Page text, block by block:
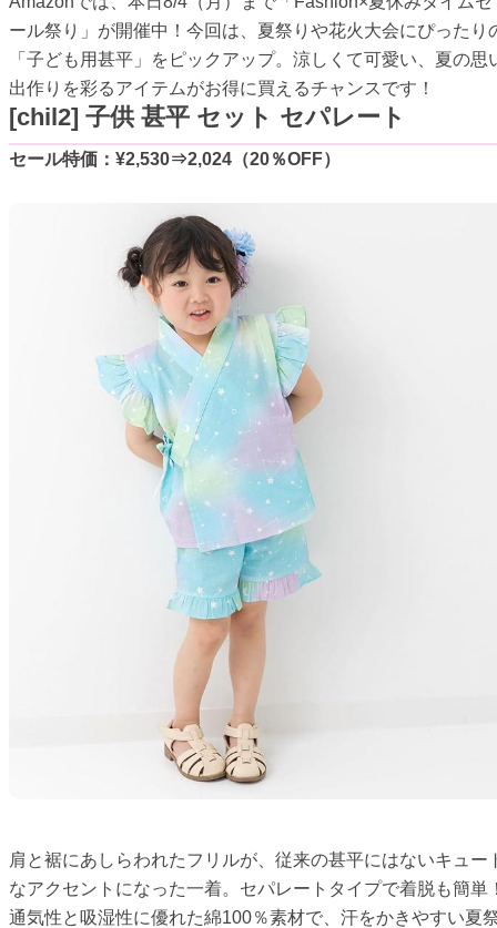
ール祭り」が開催中！今回は、夏祭りや花火大会にぴったり
「子ども用甚平」をピックアップ。涼しくて可愛い、夏の思
出作りを彩るアイテムがお得に買えるチャンスです！
[chil2] 子供 甚平 セット セパレート
セール特価：¥2,530⇒2,024（20％OFF）
肩と裾にあしらわれたフリルが、従来の甚平にはないキュー
なアクセントになった一着。セパレートタイプで着脱も簡単
通気性と吸湿性に優れた綿100％素材で、汗をかきやすい夏